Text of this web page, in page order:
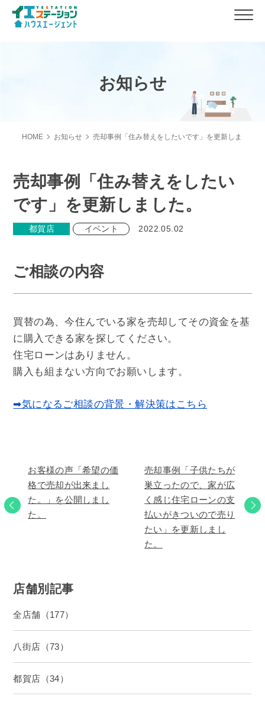
お知らせ
HOME お知らせ 売却事例「住み替えをしたいです」を更新しました。
売却事例「住み替えをしたい
です」を更新しました。
都賀店 イベント 2022.05.02
ご相談の内容
買替の為、今住んでいる家を売却してその資金を基
に購入できる家を探してください。
住宅ローンはありません。
購入も組まない方向でお願いします。
➡気になるご相談の背景・解決策はこちら
お客様の声「希望の価
格で売却が出来まし
た。」を公開しまし
た。
売却事例「子供たちが
巣立ったので、家が広
く感じ住宅ローンの支
払いがきついので売り
たい」を更新しまし
た。
店舗別記事
全店舗（177）
八街店（73）
都賀店（34）